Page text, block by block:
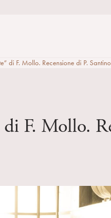
di F. Mollo. Recensione di P.
di F. Mollo.